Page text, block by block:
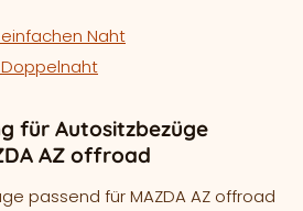
Naht
für Autositzbezüge
AZ offroad
passend für MAZDA AZ offroad